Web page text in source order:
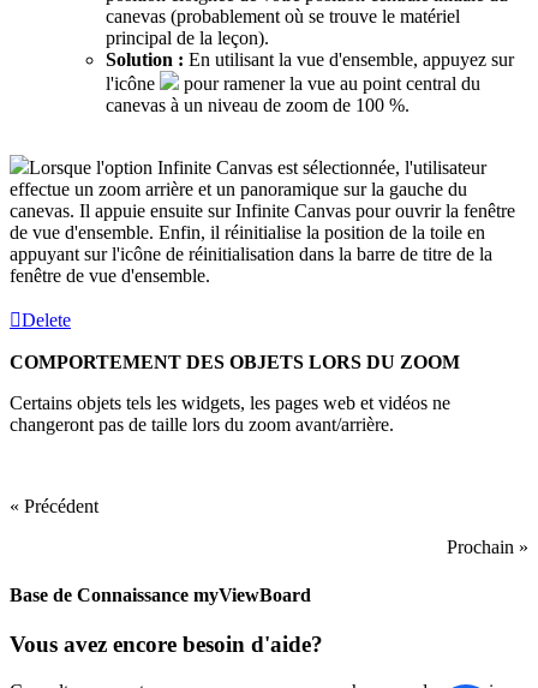
canevas (probablement où se trouve le matériel
principal de la leçon).
Solution : En utilisant la vue d'ensemble, appuyez sur
l'icône
pour ramener la vue au point central du
canevas à un niveau de zoom de 100 %.
Lorsque l'option Infinite Canvas est sélectionnée, l'utilisateur
effectue un zoom arrière et un panoramique sur la gauche du
canevas. Il appuie ensuite sur Infinite Canvas pour ouvrir la fenêtre
de vue d'ensemble. Enfin, il réinitialise la position de la toile en
appuyant sur l'icône de réinitialisation dans la barre de titre de la
fenêtre de vue d'ensemble.
Delete
COMPORTEMENT DES OBJETS LORS DU ZOOM
Certains objets tels les widgets, les pages web et vidéos ne
changeront pas de taille lors du zoom avant/arrière.
« Précédent
Prochain »
Base de Connaissance myViewBoard
Vous avez encore besoin d'aide?